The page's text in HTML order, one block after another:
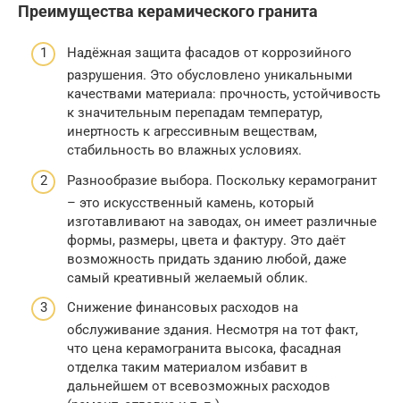
Преимущества керамического гранита
Надёжная защита фасадов от коррозийного
разрушения. Это обусловлено уникальными
качествами материала: прочность, устойчивость
к значительным перепадам температур,
инертность к агрессивным веществам,
стабильность во влажных условиях.
Разнообразие выбора. Поскольку керамогранит
– это искусственный камень, который
изготавливают на заводах, он имеет различные
формы, размеры, цвета и фактуру. Это даёт
возможность придать зданию любой, даже
самый креативный желаемый облик.
Снижение финансовых расходов на
обслуживание здания. Несмотря на тот факт,
что цена керамогранита высока, фасадная
отделка таким материалом избавит в
дальнейшем от всевозможных расходов